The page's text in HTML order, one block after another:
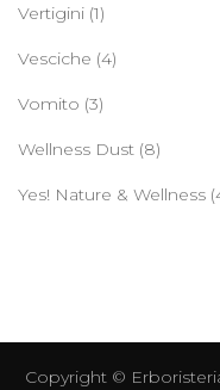
Vertigini (1)
Vesciche (4)
Vomito (3)
Wellness Dust (8)
Yes! Nature & Wellness
Copyright ©